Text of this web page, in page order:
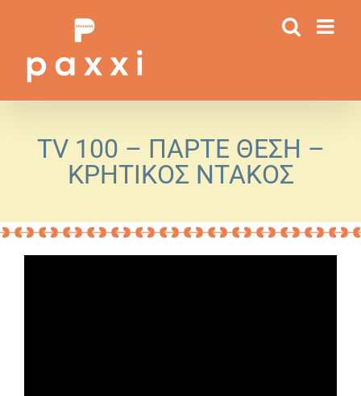
περιεχόμενο
TV 100 – ΠΑΡΤΕ ΘΕΣΗ –
ΚΡΗΤΙΚΟΣ ΝΤΑΚΟΣ